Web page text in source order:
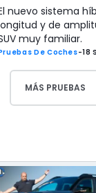
nuevo sistema
y de
muy familiar.
De Coches-18
MÁS PRUEBAS